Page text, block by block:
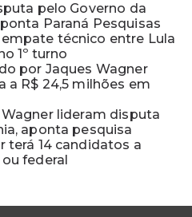
pelo Governo da
Paraná Pesquisas
técnico entre Lula
1º turno
por Jaques Wagner
a R$ 24,5 milhões em
lideram disputa
aponta pesquisa
terá 14 candidatos a
federal